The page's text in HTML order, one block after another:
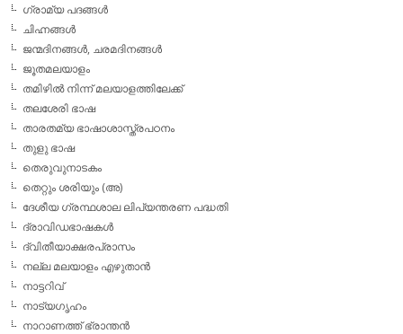
ഗ്രാമ്യ പദങ്ങള്‍
ചിഹ്നങ്ങള്‍
ജന്മദിനങ്ങള്‍, ചരമദിനങ്ങള്‍
ജൂതമലയാളം
തമിഴില്‍ നിന്ന് മലയാളത്തിലേക്ക്
തലശേരി ഭാഷ
താരതമ്യ ഭാഷാശാസ്ത്രപഠനം
തുളു ഭാഷ
തെരുവുനാടകം
തെറ്റും ശരിയും (അ)
ദേശീയ ഗ്രന്ഥശാല ലിപ്യന്തരണ പദ്ധതി
ദ്രാവിഡഭാഷകള്‍
ദ്വിതീയാക്ഷരപ്രാസം
നല്ല മലയാളം എഴുതാന്‍
നാട്ടറിവ്
നാട്യഗൃഹം
നാറാണത്ത് ഭ്രാന്തന്‍